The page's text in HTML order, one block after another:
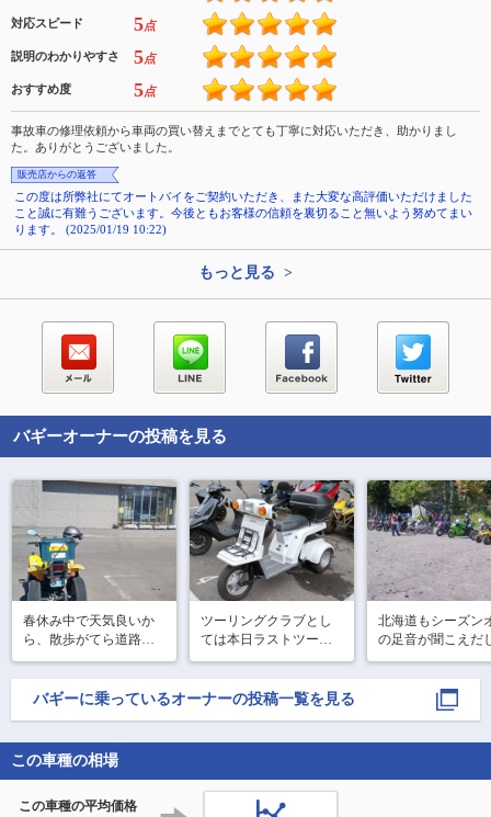
対応スピード 5点
説明のわかりやすさ 5点
おすすめ度 5点
事故車の修理依頼から車両の買い替えまでとても丁寧に対応いただき、助かりまし
た。ありがとうございました。
販売店からの返答
この度は所弊社にてオートバイをご契約いただき、また大変な高評価いただけました
こと誠に有難うございます。今後ともお客様の信頼を裏切ること無いよう努めてまい
ります。 (2025/01/19 10:22)
もっと見る >
バギーオーナーの投稿を見る
春休み中で天気良いか
ら、散歩がてら道路情
報館なう(っ´ω`c)
防寒装備じゃないか
ツーリングクラブとし
ては本日ラストツーリ
ングと言うことでオッ
サン6人で色々と食べ歩
きしてきましたŧ‹" (๑´〰
`๑) ŧ‹"
北海道もシーズン
の足音が聞こえだ
いるので支笏湖ま
散歩してきました(
イドしないなぁ…
バギーに乗っているオーナーの投稿一覧を見る
この車種の相場
この車種の平均価格